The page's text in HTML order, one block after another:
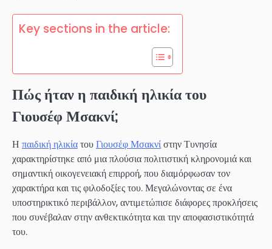
Key sections in the article:
Πώς ήταν η παιδική ηλικία του
Γιουσέφ Μσακνί;
Η παιδική ηλικίατουΓιουσέφ Μσακνίστην Τυνησία
χαρακτηρίστηκε από μια πλούσια πολιτιστική κληρονομιά και
σημαντική οικογενειακή επιρροή, που διαμόρφωσαν τον
χαρακτήρα και τις φιλοδοξίες του. Μεγαλώνοντας σε ένα
υποστηρικτικό περιβάλλον, αντιμετώπισε διάφορες προκλήσεις
που συνέβαλαν στην ανθεκτικότητα και την αποφασιστικότητά
του.